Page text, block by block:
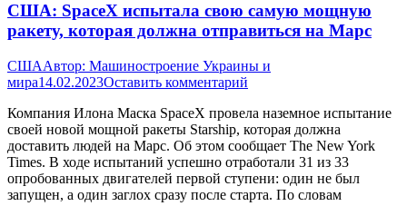
США: SpaceX испытала свою самую мощную
ракету, которая должна отправиться на Марс
СШААвтор: Машиностроение Украины и
мира14.02.2023Оставить комментарий
Компания Илона Маска SpaceX провела наземное испытание
своей новой мощной ракеты Starship, которая должна
доставить людей на Марс. Об этом сообщает The New York
Times. В ходе испытаний успешно отработали 31 из 33
опробованных двигателей первой ступени: один не был
запущен, а один заглох сразу после старта. По словам